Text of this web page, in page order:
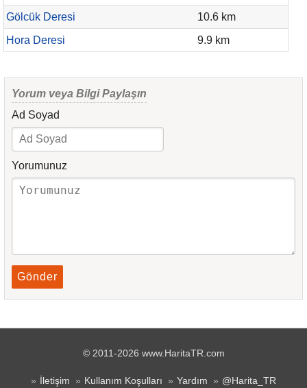
Gölcük Deresi
10.6 km
Hora Deresi
9.9 km
Yorum veya Bilgi Paylaşın
Ad Soyad
Yorumunuz
Gönder
© 2011-2026 www.HaritaTR.com
İletişim Kullanım Koşulları Yardım @Harita_TR